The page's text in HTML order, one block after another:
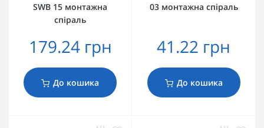
SWB 15 монтажна
спіраль
179.24 грн
До кошика
03 монтажна спіраль
41.22 грн
До кошика